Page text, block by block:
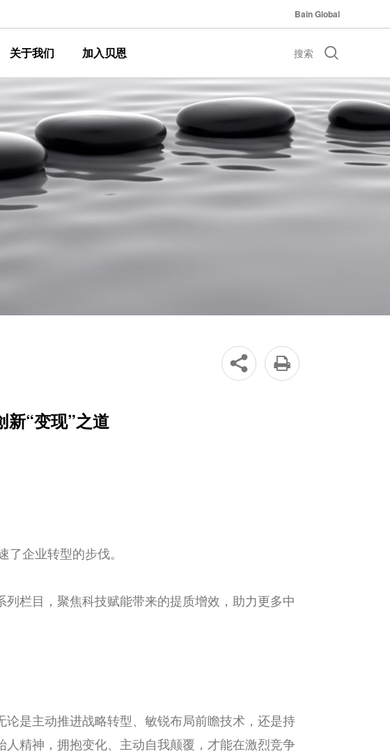
Bain Global
关于我们 加入贝恩 搜索
 
新“变现”之道
企业转型的步伐。
列栏目，聚焦科技赋能带来的提质增效，助力更多中
是主动推进战略转型、敏锐布局前瞻技术，还是持
精神，拥抱变化、主动自我颠覆，才能在激烈竞争